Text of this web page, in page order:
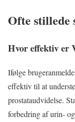
Ofte stillede
Hvor effektiv er
Ifølge
effektiv til at
prostataudvidelse.
forbedring af urin-